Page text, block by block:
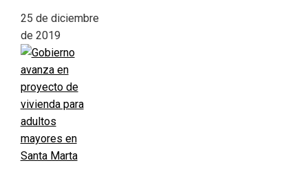
25 de diciembre
de 2019